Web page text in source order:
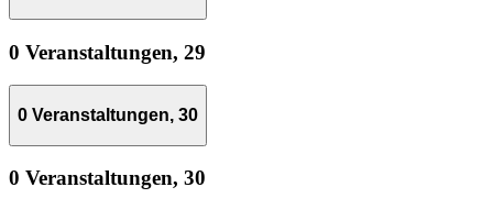
0 Veranstaltungen, 29
0 Veranstaltungen, 30
0 Veranstaltungen, 30